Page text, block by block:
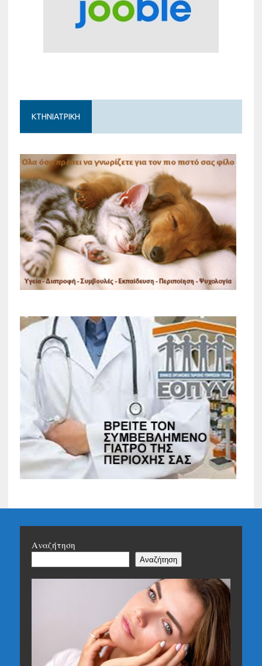
ΚΤΗΝΙΑΤΡΙΚΗ
Αναζήτηση
Αναζήτηση